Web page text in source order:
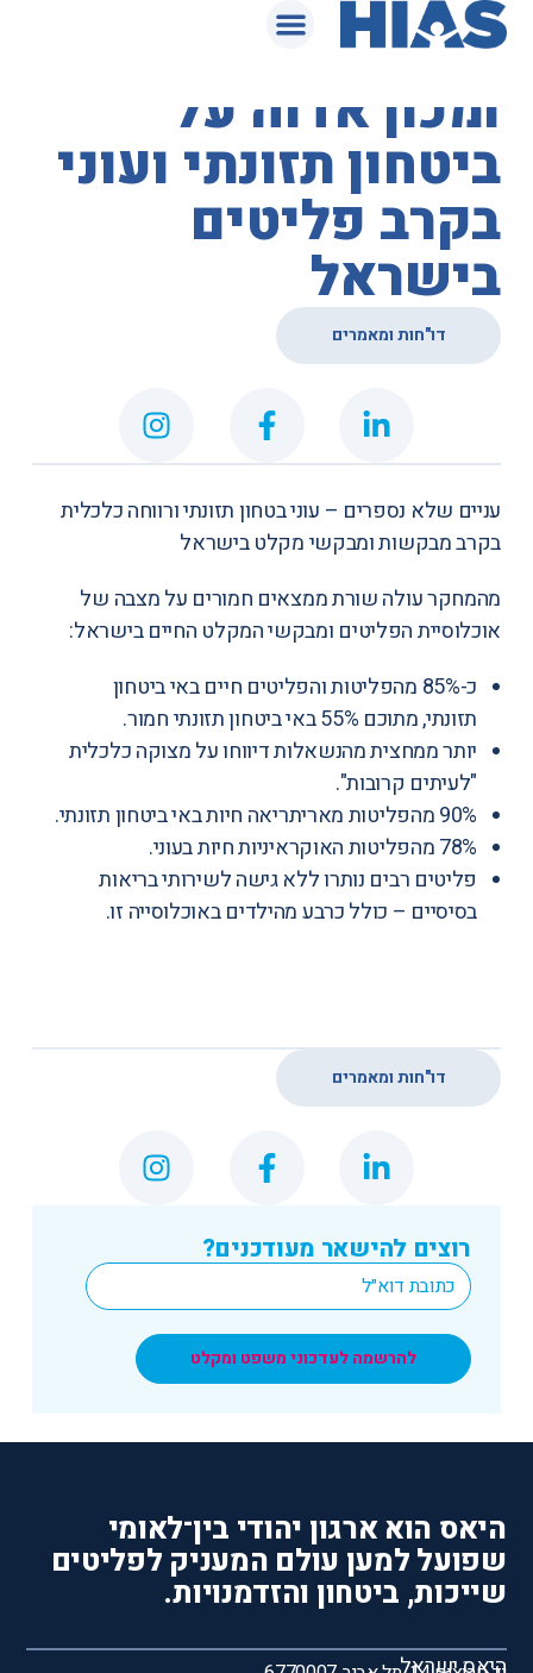
המאגר המשפטי
מחקר של א.ס.ף
ומכון אדוה על
ביטחון תזונתי ועוני
בקרב פליטים
בישראל
דו"חות ומאמרים
עניים שלא נספרים – עוני בטחון תזונתי ורווחה כלכלית
בקרב מבקשות ומבקשי מקלט בישראל
מהמחקר עולה שורת ממצאים חמורים על מצבה של
אוכלוסיית הפליטים ומבקשי המקלט החיים בישראל:
כ-85% מהפליטות והפליטים חיים באי ביטחון
תזונתי, מתוכם 55% באי ביטחון תזונתי חמור.
יותר ממחצית מהנשאלות דיווחו על מצוקה כלכלית
"לעיתים קרובות".
90% מהפליטות מאריתריאה חיות באי ביטחון תזונתי.
78% מהפליטות האוקראיניות חיות בעוני.
פליטים רבים נותרו ללא גישה לשירותי בריאות
בסיסיים – כולל כרבע מהילדים באוכלוסייה זו.
רוצים להישאר מעודכנים?
Email
*
להרשמה לעדכוני משפט ומקלט
דו"חות ומאמרים
היאס הוא ארגון יהודי בין־לאומי
שפועל למען עולם המעניק לפליטים
שייכות, ביטחון והזדמנויות.